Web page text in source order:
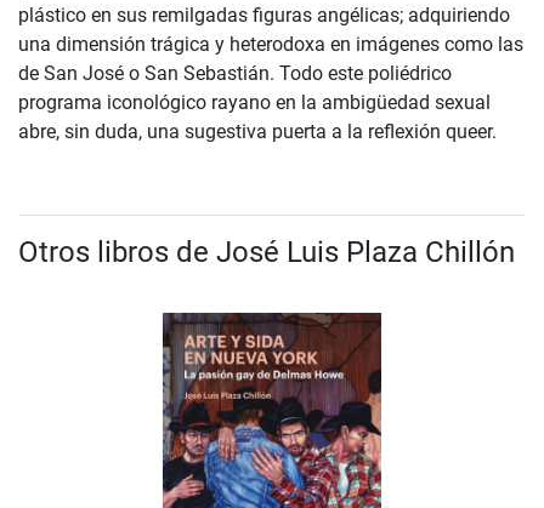
plástico en sus remilgadas figuras angélicas; adquiriendo
una dimensión trágica y heterodoxa en imágenes como las
de San José o San Sebastián. Todo este poliédrico
programa iconológico rayano en la ambigüedad sexual
abre, sin duda, una sugestiva puerta a la reflexión queer.
Otros libros de José Luis Plaza Chillón